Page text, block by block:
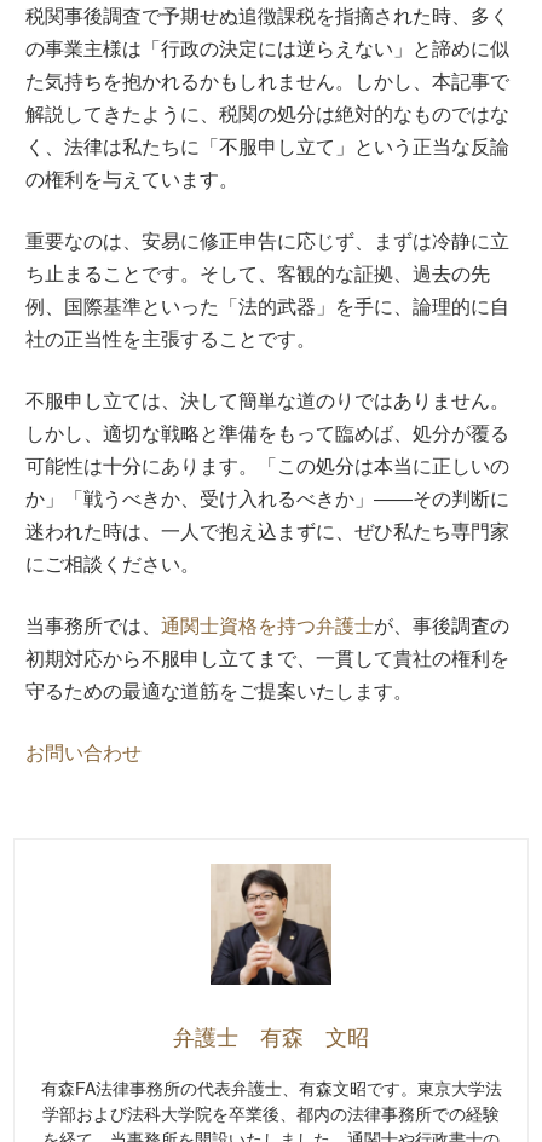
税関事後調査で予期せぬ追徴課税を指摘された時、多く
の事業主様は「行政の決定には逆らえない」と諦めに似
た気持ちを抱かれるかもしれません。しかし、本記事で
解説してきたように、税関の処分は絶対的なものではな
く、法律は私たちに「不服申し立て」という正当な反論
の権利を与えています。
重要なのは、安易に修正申告に応じず、まずは冷静に立
ち止まることです。そして、客観的な証拠、過去の先
例、国際基準といった「法的武器」を手に、論理的に自
社の正当性を主張することです。
不服申し立ては、決して簡単な道のりではありません。
しかし、適切な戦略と準備をもって臨めば、処分が覆る
可能性は十分にあります。「この処分は本当に正しいの
か」「戦うべきか、受け入れるべきか」――その判断に
迷われた時は、一人で抱え込まずに、ぜひ私たち専門家
にご相談ください。
当事務所では、通関士資格を持つ弁護士が、事後調査の
初期対応から不服申し立てまで、一貫して貴社の権利を
守るための最適な道筋をご提案いたします。
お問い合わせ
弁護士 有森 文昭
有森FA法律事務所の代表弁護士、有森文昭です。東京大学法
学部および法科大学院を卒業後、都内の法律事務所での経験